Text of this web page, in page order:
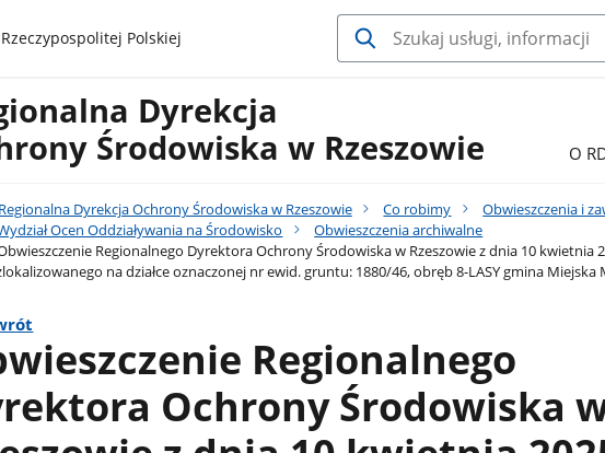
Polskiej
Dyrekcja
Środowiska w Rzeszowie
O
Regionalna Dyrekcja Ochrony Środowiska w Rzeszowie Co robimy Obwieszczenia i
Ocen Oddziaływania na Środowisko
Obwieszczenia archiwalne
Regionalnego Dyrektora Ochrony Środowiska w Rzeszowie z dnia 10 kwietnia
na działce oznaczonej nr ewid. gruntu: 1880/46, obręb 8-LASY gmina Miejska
Regionalnego
Ochrony Środowiska